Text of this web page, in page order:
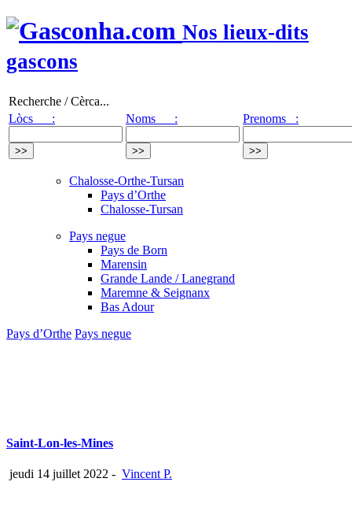
Nos lieux-dits
gascons
Recherche / Cèrca...
Lòcs :
Noms : Prenoms :
Chalosse-Orthe-Tursan
Pays d’Orthe
Chalosse-Tursan
Pays negue
Pays de Born
Marensin
Grande Lande / Lanegrand
Maremne & Seignanx
Bas Adour
Pays d’Orthe Pays negue
Saint-Lon-les-Mines
jeudi 14 juillet 2022 - Vincent P.